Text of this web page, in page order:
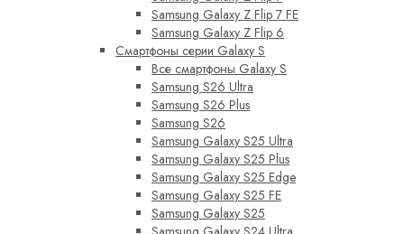
Samsung Galaxy Z Flip 7 FE
Samsung Galaxy Z Flip 6
Смартфоны серии Galaxy S
Все смартфоны Galaxy S
Samsung S26 Ultra
Samsung S26 Plus
Samsung S26
Samsung Galaxy S25 Ultra
Samsung Galaxy S25 Plus
Samsung Galaxy S25 Edge
Samsung Galaxy S25 FE
Samsung Galaxy S25